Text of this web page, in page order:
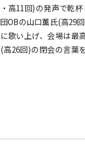
高11回)の発声で乾杯
OBの山口薫氏(高29
歌い上げ、会場は最
高26回)の閉会の言葉